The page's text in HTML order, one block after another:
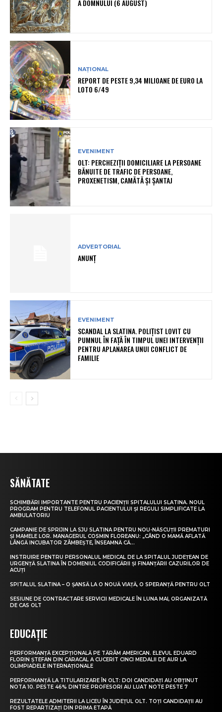
A DOMNULUI (6 AUGUST)
NAȚIONAL
REPORT DE PESTE 9,34 MILIOANE DE EURO LA
LOTO 6/49
EVENIMENT
OLT: PERCHEZIŢII DOMICILIARE LA PERSOANE
BĂNUITE DE TRAFIC DE PERSOANE,
PROXENETISM, CAMĂTĂ ŞI ŞANTAJ
ADVERTORIAL
ANUNȚ
EVENIMENT
SCANDAL LA SLATINA. POLIȚIST LOVIT CU
PUMNUL ÎN FAȚĂ ÎN TIMPUL UNEI INTERVENȚII
PENTRU APLANAREA UNUI CONFLICT DE
FAMILIE
SĂNĂTATE
SCHIMBĂRI IMPORTANTE PENTRU PACIENȚII SPITALULUI SLATINA. NOUL
PROGRAM PENTRU TELEFONUL PACIENTULUI ȘI REGULI SIMPLIFICATE LA
AMBULATORIU
CAMPANIE DE SPRIJIN LA SJU SLATINA PENTRU NOU-NĂSCUȚII PREMATURI
ȘI MAMELE LOR. MANAGERUL COSMIN FLOREANU: „CÂND O MAMĂ AFLATĂ
LÂNGĂ INCUBATOR ZÂMBEȘTE, ÎNSEAMNĂ CĂ...
INSTRUIRE PENTRU PERSONALUL MEDICAL DE LA SPITALUL JUDEȚEAN DE
URGENȚĂ SLATINA ÎN DOMENIUL CODIFICĂRII ȘI FINANȚĂRII CAZURILOR DE
ACUȚI
SPITALUL SLATINA – O ȘANSĂ LA O NOUĂ VIAȚĂ, O SPERANȚĂ PENTRU OLT
SESIUNE DE CONTRACTARE SERVICII MEDICALE ÎN LUNA MAI, ORGANIZATĂ
DE CAS OLT
EDUCAȚIE
PERFORMANȚĂ EXCEPȚIONALĂ PE TĂRÂM AMERICAN. ELEVUL EDUARD
FLORIN ȘTEFAN DIN CARACAL A CUCERIT CINCI MEDALII DE AUR LA
OLIMPIADELE INTERNAȚIONALE
PERFORMANȚĂ LA TITULARIZARE ÎN OLT: DOI CANDIDAȚI AU OBȚINUT
NOTA 10. PESTE 46% DINTRE PROFESORI AU LUAT NOTE PESTE 7
REZULTATELE ADMITERII LA LICEU ÎN JUDEȚUL OLT. TOȚI CANDIDAȚII AU
FOST REPARTIZAȚI DIN PRIMA ETAPĂ